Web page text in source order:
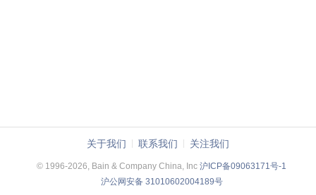
关于我们 联系我们 关注我们
© 1996-2026, Bain & Company China, Inc沪ICP备09063171号-1
沪公网安备 31010602004189号